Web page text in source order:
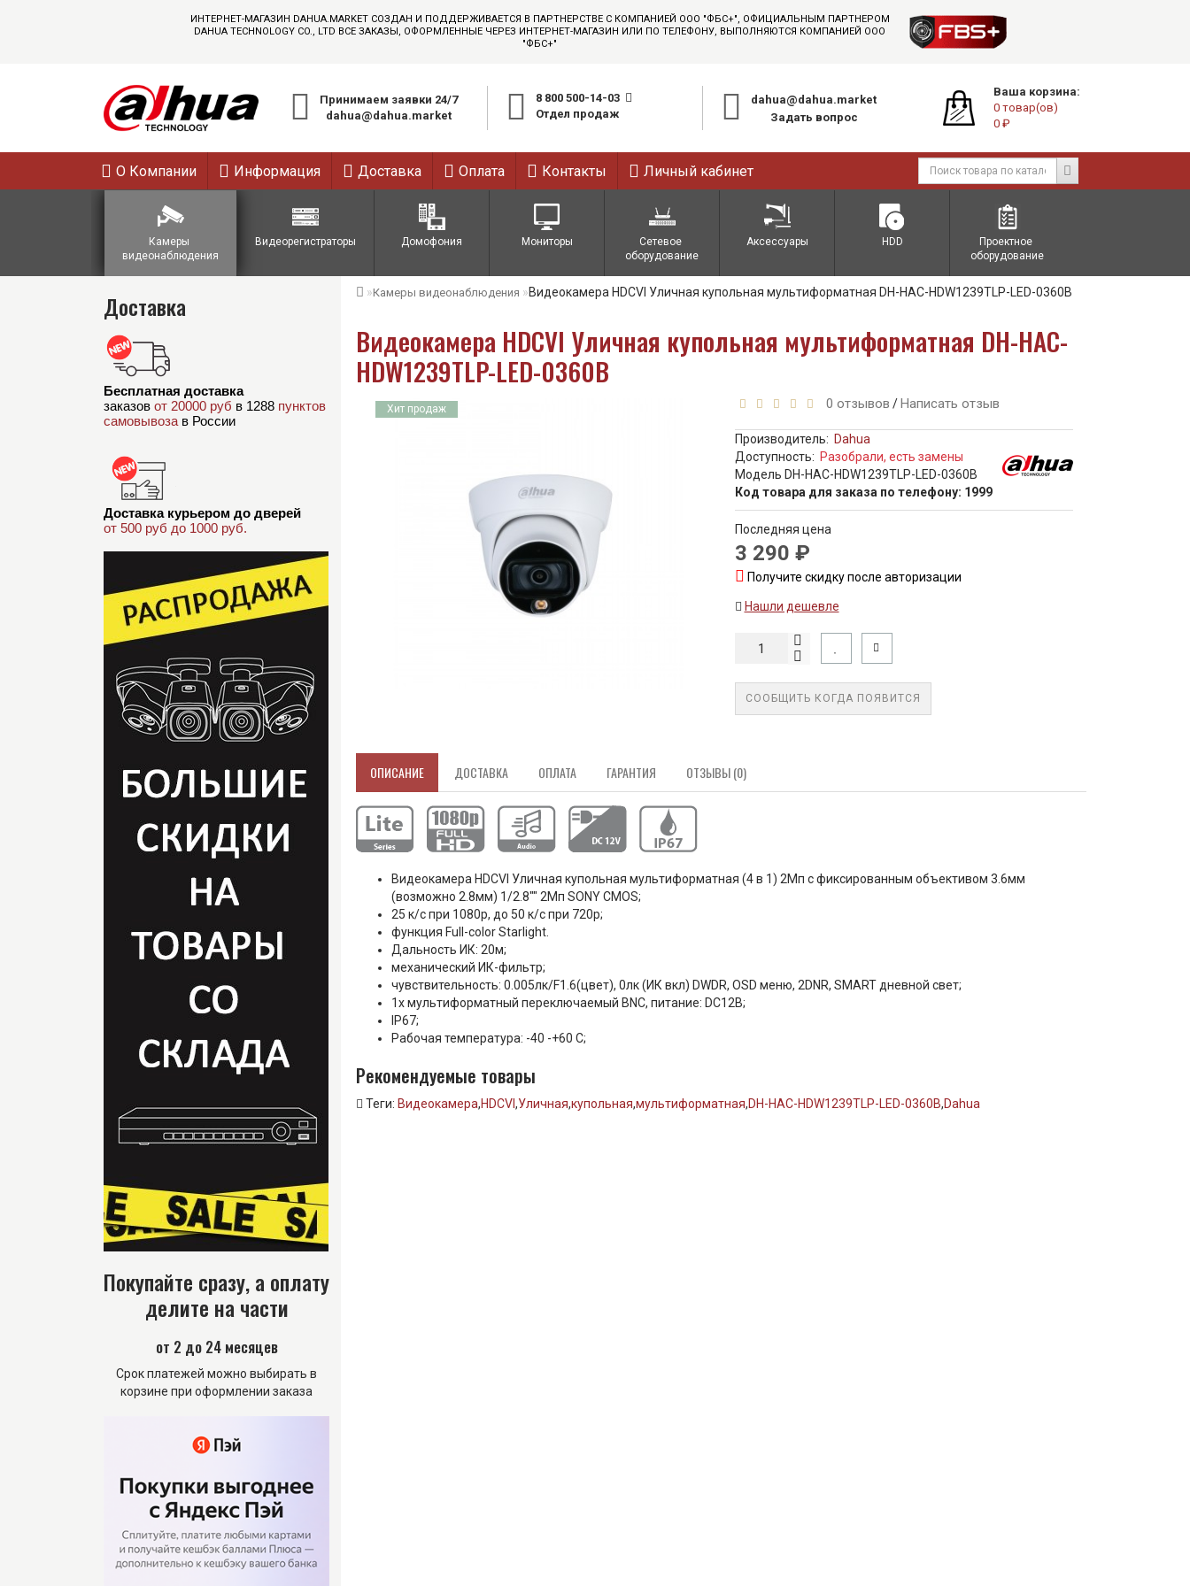
ИНТЕРНЕТ-МАГАЗИН DAHUA.MARKET СОЗДАН И ПОДДЕРЖИВАЕТСЯ В ПАРТНЕРСТВЕ С КОМПАНИЕЙ ООО "ФБС+", ОФИЦИАЛЬНЫМ ПАРТНЕРОМ
DAHUA TECHNOLOGY CO., LTD ВСЕ ЗАКАЗЫ, ОФОРМЛЕННЫЕ ЧЕРЕЗ ИНТЕРНЕТ-МАГАЗИН ИЛИ ПО ТЕЛЕФОНУ, ВЫПОЛНЯЮТСЯ КОМПАНИЕЙ ООО
"ФБС+"
Принимаем заявки 24/7
dahua@dahua.market
8 800 500-14-03
Отдел продаж
dahua@dahua.market
Задать вопрос
Ваша корзина:
0 товар(ов)
0 ₽
О Компании Информация Доставка Оплата Контакты Личный кабинет
Камеры
видеонаблюдения
Видеорегистраторы Домофония Мониторы
Сетевое
оборудование
Аксессуары HDD
Проектное
оборудование
Доставка
Бесплатная доставка
заказов от 20000 руб в 1288 пунктов
самовывоза в России
Доставка курьером до дверей
от 500 руб до 1000 руб.
Покупайте сразу, а оплату
делите на части
от 2 до 24 месяцев
Срок платежей можно выбирать в
корзине при оформлении заказа
Камеры видеонаблюдения Видеокамера HDCVI Уличная купольная мультиформатная DH-HAC-HDW1239TLP-LED-0360B
Видеокамера HDCVI Уличная купольная мультиформатная DH-HAC-
HDW1239TLP-LED-0360B
Хит продаж 0 отзывов / Написать отзыв
Производитель: Dahua
Доступность: Разобрали, есть замены
Модель DH-HAC-HDW1239TLP-LED-0360B
Код товара для заказа по телефону: 1999
Последняя цена
3 290 ₽
Получите скидку после авторизации
Нашли дешевле
СООБЩИТЬ КОГДА ПОЯВИТСЯ
ОПИСАНИЕ ДОСТАВКА ОПЛАТА ГАРАНТИЯ ОТЗЫВЫ (0)
Видеокамера HDCVI Уличная купольная мультиформатная (4 в 1) 2Мп с фиксированным объективом 3.6мм
(возможно 2.8мм) 1/2.8"" 2Mп SONY CMOS;
25 к/с при 1080p, до 50 к/с при 720p;
функция Full-color Starlight.
Дальность ИК: 20м;
механический ИК-фильтр;
чувствительность: 0.005лк/F1.6(цвет), 0лк (ИК вкл) DWDR, OSD меню, 2DNR, SMART дневной свет;
1x мультиформатный переключаемый BNC, питание: DC12В;
IP67;
Рабочая температура: -40 -+60 С;
Рекомендуемые товары
Теги: Видеокамера,HDCVI,Уличная,купольная,мультиформатная,DH-HAC-HDW1239TLP-LED-0360B,Dahua